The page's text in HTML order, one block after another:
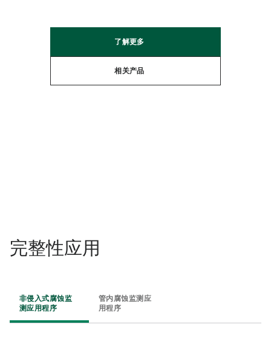
了解更多​
相关产品​
完整性应用​
非侵入式腐蚀监
测应用程序
管内腐蚀监测应
用程序​